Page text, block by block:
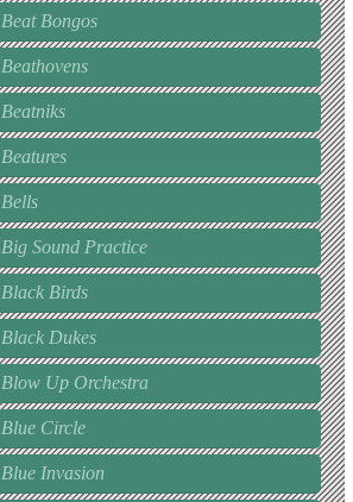
Beat Bongos
Beathovens
Beatniks
Beatures
Bells
Big Sound Practice
Black Birds
Black Dukes
Blow Up Orchestra
Blue Circle
Blue Invasion